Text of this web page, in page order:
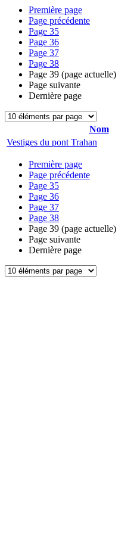
Première page
Page précédente
Page 35
Page 36
Page 37
Page 38
Page 39 (page actuelle)
Page suivante
Dernière page
Nom
Vestiges du pont Trahan
Première page
Page précédente
Page 35
Page 36
Page 37
Page 38
Page 39 (page actuelle)
Page suivante
Dernière page